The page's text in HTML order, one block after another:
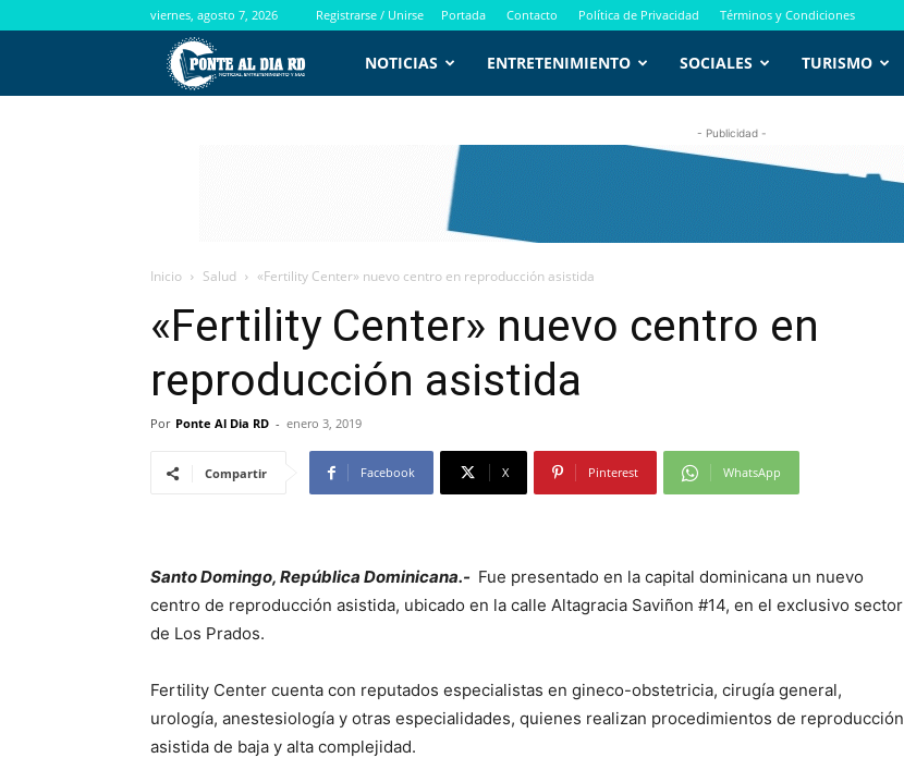
viernes, agosto 7, 2026 Registrarse / Unirse Portada Contacto Política de Privacidad Términos y Condiciones
PontealdiaRD.com
NOTICIAS ENTRETENIMIENTO SOCIALES TURISMO
- Publicidad -
Inicio Salud «Fertility Center» nuevo centro en reproducción asistida
«Fertility Center» nuevo centro en
reproducción asistida
Por Ponte Al Dia RD - enero 3, 2019
Compartir Facebook X Pinterest WhatsApp
Santo Domingo, República Dominicana.- Fue presentado en la capital dominicana un nuevo
centro de reproducción asistida, ubicado en la calle Altagracia Saviñon #14, en el exclusivo sector
de Los Prados.
Fertility Center cuenta con reputados especialistas en gineco-obstetricia, cirugía general,
urología, anestesiología y otras especialidades, quienes realizan procedimientos de reproducción
asistida de baja y alta complejidad.